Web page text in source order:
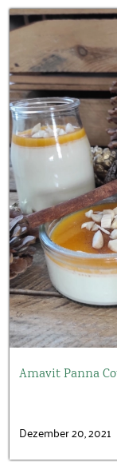
Amavit Panna
Dezember 20, 2021